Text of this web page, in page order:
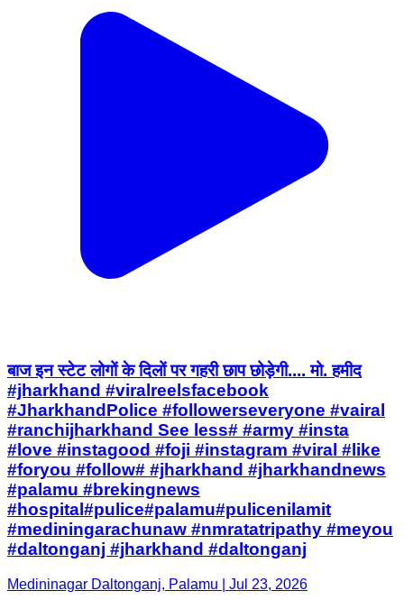
बाज इन स्टेट लोगों के दिलों पर गहरी छाप छोड़ेगी.... मो. हमीद
#jharkhand #viralreelsfacebook
#JharkhandPolice #followerseveryone #vairal
#ranchijharkhand See less# #army #insta
#love #instagood #foji #instagram #viral #like
#foryou #follow# #jharkhand #jharkhandnews
#palamu #brekingnews
#hospital#pulice#palamu#pulicenilamit
#mediningarachunaw #nmratatripathy #meyou
#daltonganj #jharkhand #daltonganj
Medininagar Daltonganj, Palamu | Jul 23, 2026